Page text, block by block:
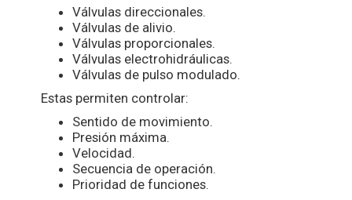
Válvulas direccionales.
Válvulas de alivio.
Válvulas proporcionales.
Válvulas electrohidráulicas.
Válvulas de pulso modulado.
Estas permiten controlar:
Sentido de movimiento.
Presión máxima.
Velocidad.
Secuencia de operación.
Prioridad de funciones.